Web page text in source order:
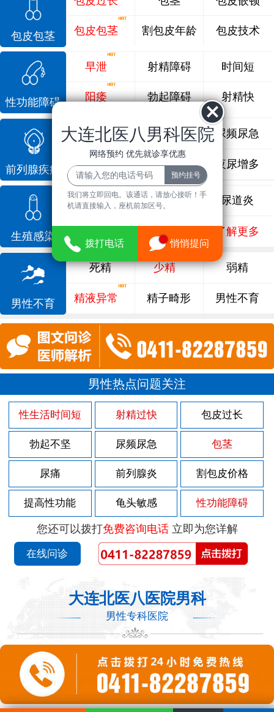
包皮包茎 包皮包茎 割包皮年龄 包皮技术
性功能障碍
早泄
阳痿
射精障碍
勃起障碍
时间短
射精快
前列腺疾病
前列腺炎 前列腺痛 尿频尿急
前列腺增生 排尿不畅 夜尿增多
生殖感染
龟头炎 睾丸炎 尿道炎
了解更多
男性不育
死精 少精 弱精
精液异常 精子畸形 男性不育
男性热点问题关注
性生活时间短 射精过快 包皮过长
勃起不坚 尿频尿急 包茎
尿痛 前列腺炎 割包皮价格
提高性功能 龟头敏感 性功能障碍
您还可以拨打免费咨询电话立即为您详解
在线问诊
大连北医八医院男科
男性专科医院
大连北医八男科医院
网络预约 优先就诊享优惠
我们将立即回电。该通话，请放心接听！手
机请直接输入，座机前加区号。
拨打电话 悄悄提问